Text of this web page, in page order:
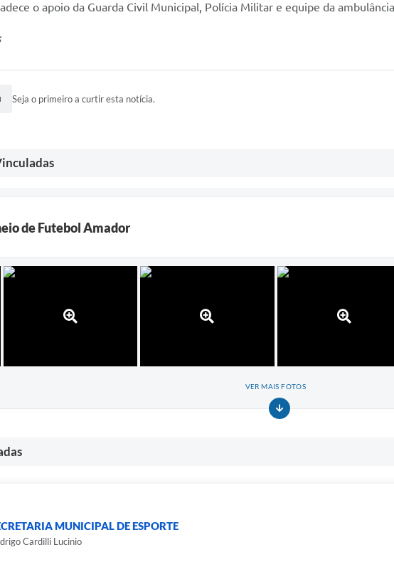
o apoio da Guarda Civil Municipal, Polícia Militar e equipe da
Seja o primeiro a curtir esta notícia.
de Futebol Amador
VER MAIS FOTOS
MUNICIPAL DE ESPORTE
Cardilli Lucinio